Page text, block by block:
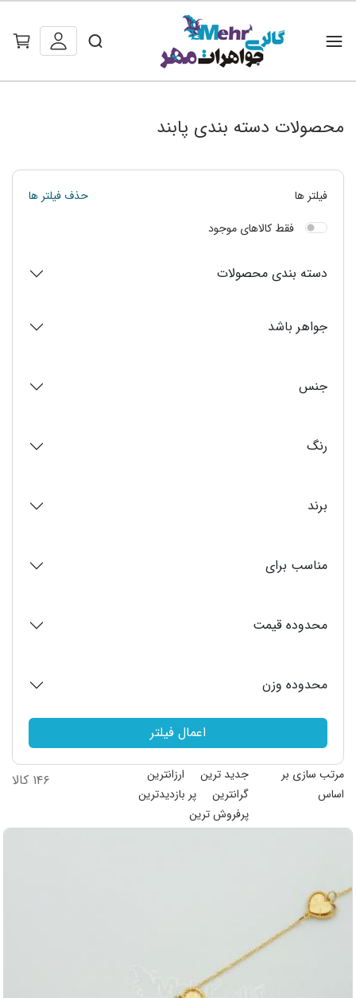
محصولات دسته بندی پابند
فیلتر ها
حذف فیلتر ها
فقط کالاهای موجود
دسته بندی محصولات
جواهر باشد
جنس
رنگ
برند
مناسب برای
محدوده قیمت
محدوده وزن
اعمال فیلتر
مرتب سازی بر
اساس
جدید ترین
ارزانترین
گرانترین
پر بازدیدترین
پرفروش ترین
۱۴۶ کالا